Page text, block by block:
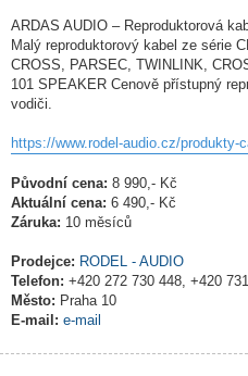
ARDAS AUDIO – Reproduktorová
Malý reproduktorový kabel ze série
CROSS, PARSEC, TWINLINK,
101 SPEAKER Cenově přístupný
vodiči.
https://www.rodel-audio.cz/produkty-
Původní cena: 8 990,- Kč
Aktuální cena: 6 490,- Kč
Záruka: 10 měsíců
Prodejce: RODEL - AUDIO
Telefon: +420 272 730 448, +420
Město: Praha 10
E-mail: e-mail